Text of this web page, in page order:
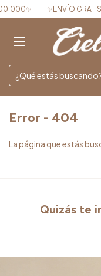
✨ENVÍO GRATIS
Error - 404
La página que estás
Quizás te